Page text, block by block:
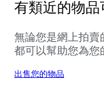
有類近的物品
無論您是網上拍賣
都可以幫助您為您
出售您的物品